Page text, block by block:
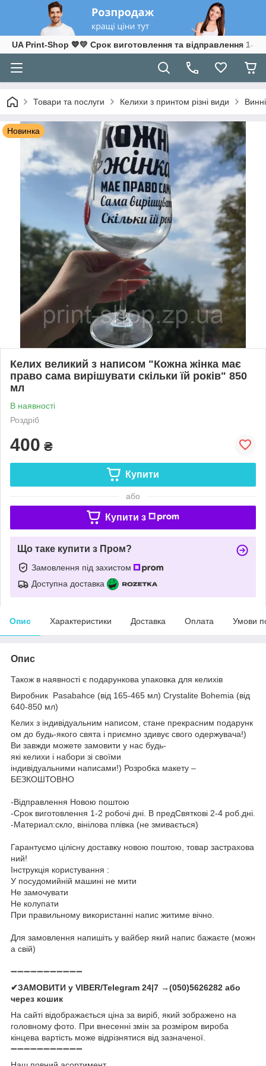
UA Print-Shop ​💙💛 Срок виготовлення та відправлення 1-3
Товари та послуги Келихи з принтом різні види
Новинка
Келих великий з написом "Кожна жінка має
право сама вирішувати скільки їй років" 850
мл
В наявності
Роздріб
400 ₴
Купити
або
Купити з
Що таке купити з Пром?
Замовлення під захистом
Доступна доставка
Опис Характеристики Доставка Оплата Умови
Опис
Також в наявності є подарункова упаковка для келихів
Виробник Pasabahce (від 165-465 мл) Crystalite Bohemia (від
640-850 мл)
Келих з індивідуальним написом, стане прекрасним подарунк
ом до будь-якого свята і приємно здивує свого одержувача!)
Ви завжди можете замовити у нас будь-
які келихи і набори зі своїми
індивідуальними написами!) Розробка макету –
БЕЗКОШТОВНО
-Відправлення Новою поштою
-Срок виготовлення 1-2 робочі дні. В предСвяткові 2-4 роб.дні.
-Материал:скло, вінілова плівка (не змивається)
Гарантуємо цілісну доставку новою поштою, товар застрахова
ний!
Інструкція користування :
У посудомийній машині не мити
Не замочувати
Не колупати
При правильному використанні напис житиме вічно.
Для замовлення напишіть у вайбер який напис бажаєте (можн
а свій)
➖➖➖➖➖➖➖➖➖➖➖
✔ЗАМОВИТИ у VIBER/Telegram 24|7 →(050)5626282 або
через кошик
На сайті відображається ціна за виріб, який зображено на
головному фото. При внесенні змін за розміром вироба
кінцева вартість може відрізнятися від зазначеної.
➖➖➖➖➖➖➖➖➖➖➖